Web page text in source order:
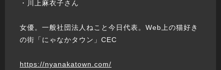
・川上麻衣子さん
女優。一般社団法人ねこと今日代表。Web上の猫好き
の街「にゃなかタウン」CEC
https://nyanakatown.com/